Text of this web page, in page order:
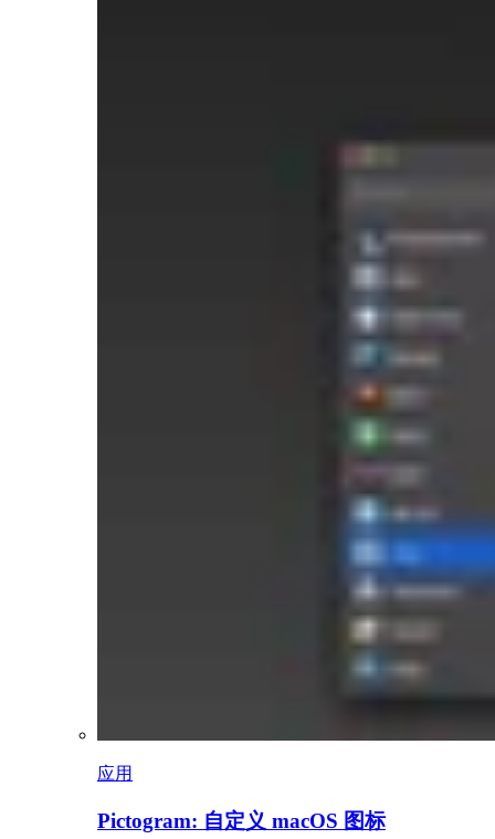
应用
Pictogram: 自定义 macOS 图标